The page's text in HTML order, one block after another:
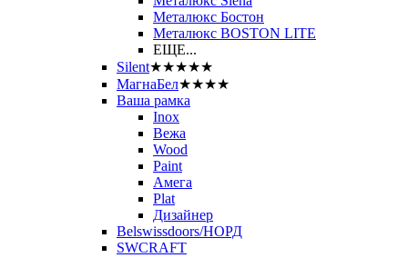
Металюкс Бостон
Металюкс BOSTON LITE
ЕЩЕ...
Silent★★★★★
МагнаБел★★★★
Ваша рамка
Inox
Вежа
Wood
Paint
Амега
Plat
Дизайнер
Belswissdoors/НОРД
SWCRAFT